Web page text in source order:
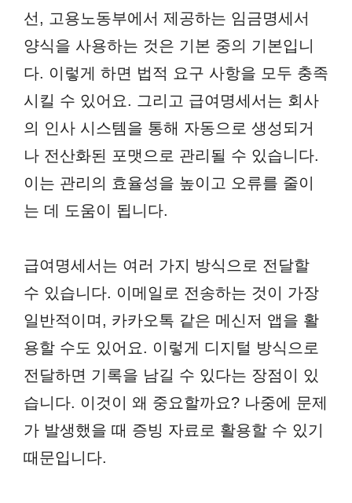
선, 고용노동부에서 제공하는 임금명세서
양식을 사용하는 것은 기본 중의 기본입니
다. 이렇게 하면 법적 요구 사항을 모두 충족
시킬 수 있어요. 그리고 급여명세서는 회사
의 인사 시스템을 통해 자동으로 생성되거
나 전산화된 포맷으로 관리될 수 있습니다.
이는 관리의 효율성을 높이고 오류를 줄이
는 데 도움이 됩니다.
급여명세서는 여러 가지 방식으로 전달할
수 있습니다. 이메일로 전송하는 것이 가장
일반적이며, 카카오톡 같은 메신저 앱을 활
용할 수도 있어요. 이렇게 디지털 방식으로
전달하면 기록을 남길 수 있다는 장점이 있
습니다. 이것이 왜 중요할까요? 나중에 문제
가 발생했을 때 증빙 자료로 활용할 수 있기
때문입니다.